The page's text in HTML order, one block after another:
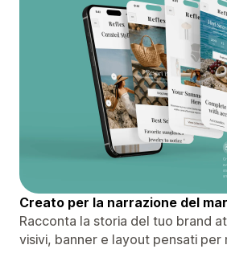
Creato per la narrazione del
Racconta la storia del tuo brand
visivi, banner e layout pensati per